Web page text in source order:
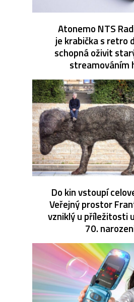
Atonemo NTS
je krabička s retro
schopná oživit
streamováním
Do kin vstoupí
Veřejný prostor
vzniklý u příležitosti
70.